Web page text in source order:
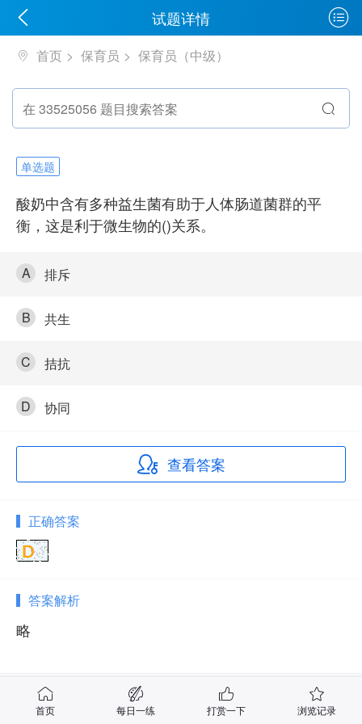
试题详情
首页 保育员 保育员（中级）
单选题
酸奶中含有多种益生菌有助于人体肠道菌群的平
衡，这是利于微生物的()关系。
A 排斥
B 共生
C 拮抗
D 协同
查看答案
正确答案
答案解析
略
相关试题
首页 每日一练 打赏一下 浏览记录